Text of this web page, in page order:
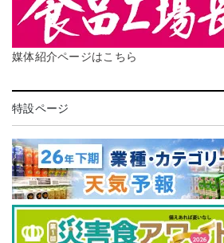
媒体紹介ページはこちら
特設ページ